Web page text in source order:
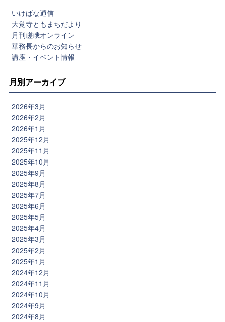
いけばな通信
大覚寺ともまちだより
月刊嵯峨オンライン
華務長からのお知らせ
講座・イベント情報
月別アーカイブ
2026年3月
2026年2月
2026年1月
2025年12月
2025年11月
2025年10月
2025年9月
2025年8月
2025年7月
2025年6月
2025年5月
2025年4月
2025年3月
2025年2月
2025年1月
2024年12月
2024年11月
2024年10月
2024年9月
2024年8月